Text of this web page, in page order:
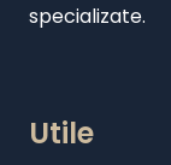
specializate.
Utile